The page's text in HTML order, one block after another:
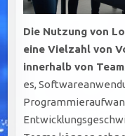
Die Nutzung von
eine Vielzahl von
innerhalb von
es,